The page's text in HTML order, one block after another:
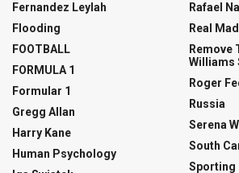
Fernandez Leylah
Flooding
FOOTBALL
FORMULA 1
Formular 1
Gregg Allan
Harry Kane
Human Psychology
Rafael
Real
Remove
Williams
Roger
Russia
Serena
South
Sporting